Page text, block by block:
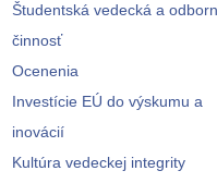
Študentská vedecká a
činnosť
Ocenenia
Investície EÚ do výskumu a
inovácií
Kultúra vedeckej integrity